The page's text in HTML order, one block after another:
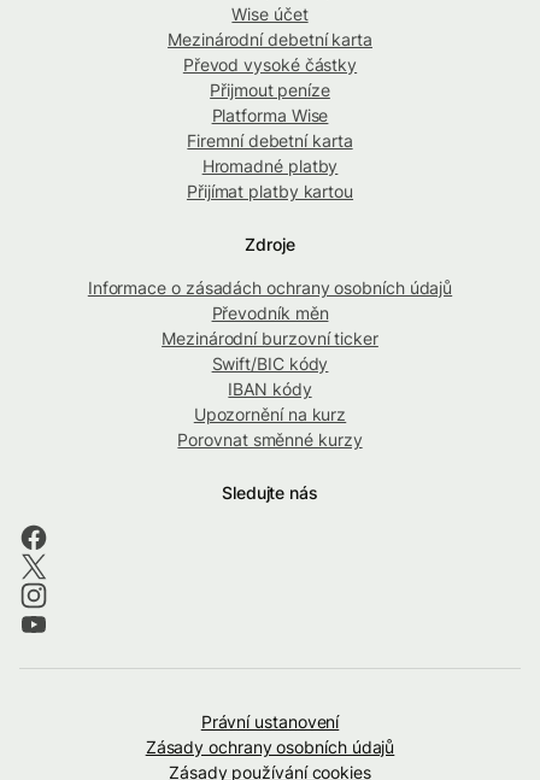
Wise účet
Mezinárodní debetní karta
Převod vysoké částky
Přijmout peníze
Platforma Wise
Firemní debetní karta
Hromadné platby
Přijímat platby kartou
Zdroje
Informace o zásadách ochrany osobních údajů
Převodník měn
Mezinárodní burzovní ticker
Swift/BIC kódy
IBAN kódy
Upozornění na kurz
Porovnat směnné kurzy
Sledujte nás
Právní ustanovení
Zásady ochrany osobních údajů
Zásady používání cookies